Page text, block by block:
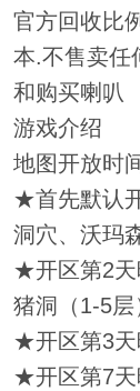
官方回收比
本.不售卖任
和购买喇叭
游戏介绍
地图开放时
★首先默认
洞穴、沃玛
★开区第2天
猪洞（1-5
★开区第3天
★开区第7天